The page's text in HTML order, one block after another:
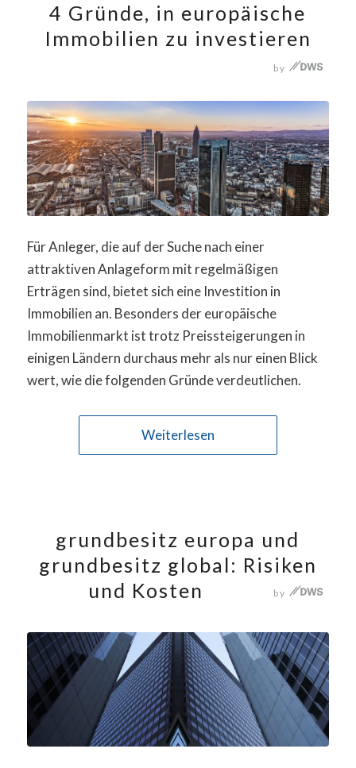
4 Gründe, in europäische
Immobilien zu investieren
Für Anleger, die auf der Suche nach einer
attraktiven Anlageform mit regelmäßigen
Erträgen sind, bietet sich eine Investition in
Immobilien an. Besonders der europäische
Immobilienmarkt ist trotz Preissteigerungen in
einigen Ländern durchaus mehr als nur einen Blick
wert, wie die folgenden Gründe verdeutlichen.
Weiterlesen
grundbesitz europa und
grundbesitz global: Risiken
und Kosten